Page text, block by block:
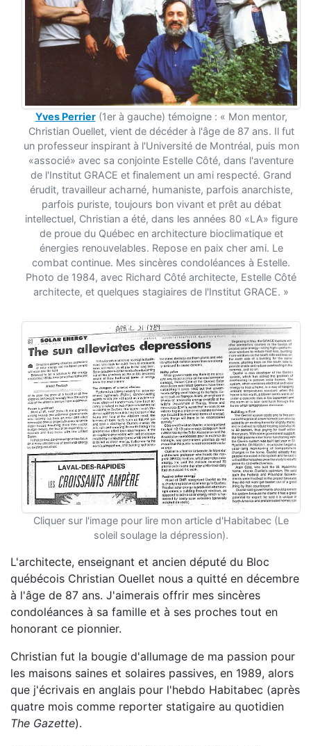
Yves Perrier(1er à gauche) témoigne : « Mon mentor,
Christian Ouellet, vient de décéder à l'âge de 87 ans. Il fut
un professeur inspirant à l'Université de Montréal, puis mon
«associé» avec sa conjointe Estelle Côté, dans l'aventure
de l'Institut GRACE et finalement un ami respecté. Grand
érudit, travailleur acharné, humaniste, parfois anarchiste,
parfois puriste, toujours bon vivant et prêt au débat
intellectuel, Christian a été, dans les années 80 «LA» figure
de proue du Québec en architecture bioclimatique et
énergies renouvelables. Repose en paix cher ami. Le
combat continue. Mes sincères condoléances à Estelle.
Photo de 1984, avec Richard Côté architecte, Estelle Côté
architecte, et quelques stagiaires de l'Institut GRACE. »
Cliquer sur l'image pour lire mon article d'Habitabec (Le
soleil soulage la dépression).
L'architecte, enseignant et ancien député du Bloc
québécois Christian Ouellet nous a quitté en décembre
à l'âge de 87 ans. J'aimerais offrir mes sincères
condoléances à sa famille et à ses proches tout en
honorant ce pionnier.
Christian fut la bougie d'allumage de ma passion pour
les maisons saines et solaires passives, en 1989, alors
que j'écrivais en anglais pour l'hebdo Habitabec (après
quatre mois comme reporter statigaire au quotidien
The Gazette).